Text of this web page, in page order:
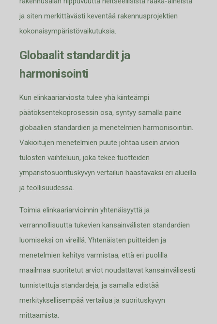
ja siten merkittävästi keventää rakennusprojektien
kokonaisympäristövaikutuksia.
Globaalit standardit ja
harmonisointi
Kun elinkaariarviosta tulee yhä kiinteämpi
päätöksentekoprosessin osa, syntyy samalla paine
globaalien standardien ja menetelmien harmonisointiin.
Vakioitujen menetelmien puute johtaa usein arvion
tulosten vaihteluun, joka tekee tuotteiden
ympäristösuorituskyvyn vertailun haastavaksi eri alueilla
ja teollisuudessa.
Toimia elinkaariarvioinnin yhtenäisyyttä ja
verrannollisuutta tukevien kansainvälisten standardien
luomiseksi on vireillä. Yhtenäisten puitteiden ja
menetelmien kehitys varmistaa, että eri puolilla
maailmaa suoritetut arviot noudattavat kansainvälisesti
tunnistettuja standardeja, ja samalla edistää
merkityksellisempää vertailua ja suorituskyvyn
mittaamista.